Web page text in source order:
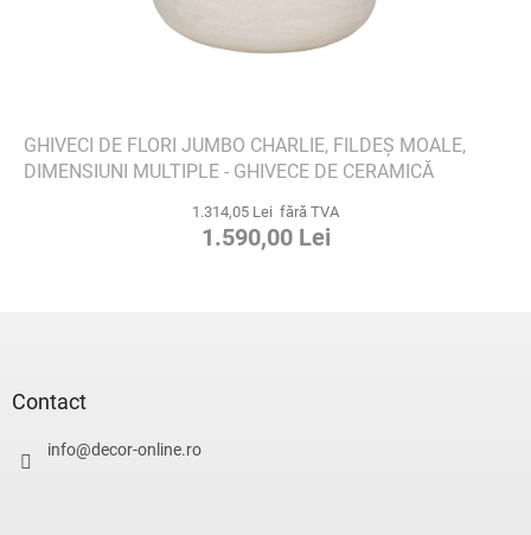
GHIVECI DE FLORI JUMBO CHARLIE, FILDEȘ MOALE,
DIMENSIUNI MULTIPLE - GHIVECE DE CERAMICĂ
1.314,05 Lei fără TVA
1.590,00 Lei
Contact
info@decor-online.ro